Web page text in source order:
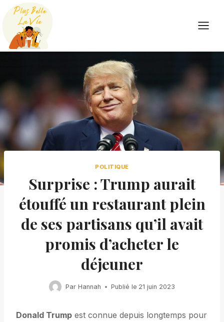
Skip
content
POLITIQUE
Surprise : Trump aurait
étouffé un restaurant plein
de ses partisans qu’il avait
promis d’acheter le
déjeuner
Par Hannah Publié le 21 juin 2023
Donald Trump est connue depuis longtemps pour